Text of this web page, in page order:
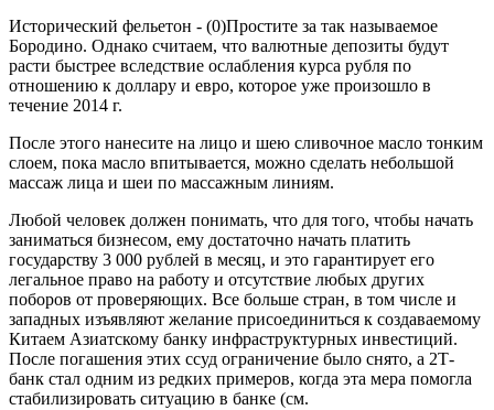
Исторический фельетон - (0)Простите за так называемое
Бородино. Однако считаем, что валютные депозиты будут
расти быстрее вследствие ослабления курса рубля по
отношению к доллару и евро, которое уже произошло в
течение 2014 г.
После этого нанесите на лицо и шею сливочное масло тонким
слоем, пока масло впитывается, можно сделать небольшой
массаж лица и шеи по массажным линиям.
Любой человек должен понимать, что для того, чтобы начать
заниматься бизнесом, ему достаточно начать платить
государству 3 000 рублей в месяц, и это гарантирует его
легальное право на работу и отсутствие любых других
поборов от проверяющих. Все больше стран, в том числе и
западных изъявляют желание присоединиться к создаваемому
Китаем Азиатскому банку инфраструктурных инвестиций.
После погашения этих ссуд ограничение было снято, а 2Т-
банк стал одним из редких примеров, когда эта мера помогла
стабилизировать ситуацию в банке (см.